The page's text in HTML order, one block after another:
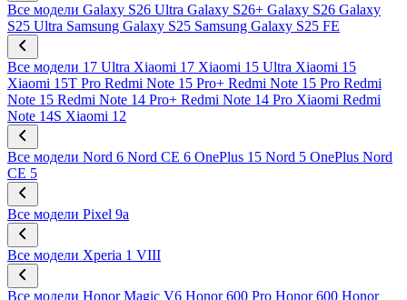
Все модели Galaxy S26 Ultra Galaxy S26+ Galaxy S26 Galaxy
S25 Ultra Samsung Galaxy S25 Samsung Galaxy S25 FE
Все модели 17 Ultra Xiaomi 17 Xiaomi 15 Ultra Xiaomi 15
Xiaomi 15T Pro Redmi Note 15 Pro+ Redmi Note 15 Pro Redmi
Note 15 Redmi Note 14 Pro+ Redmi Note 14 Pro Xiaomi Redmi
Note 14S Xiaomi 12
Все модели Nord 6 Nord CE 6 OnePlus 15 Nord 5 OnePlus Nord
CE 5
Все модели Pixel 9a
Все модели Xperia 1 VIII
Все модели Honor Magic V6 Honor 600 Pro Honor 600 Honor